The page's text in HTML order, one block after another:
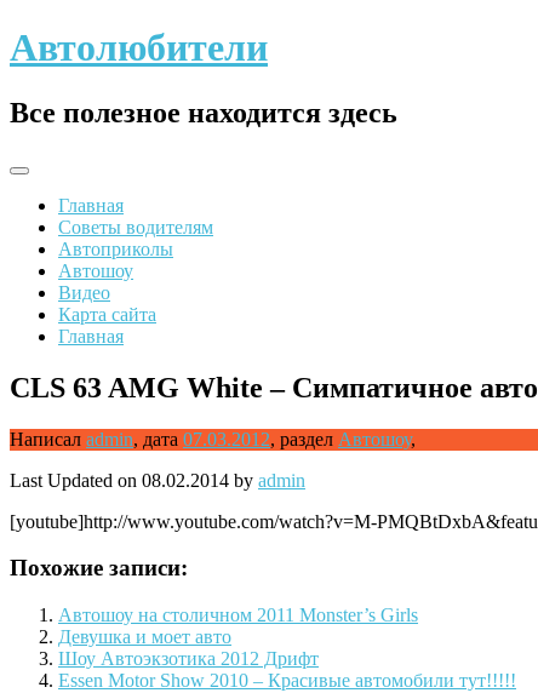
Skip
to
Автолюбители
Все полезное находится здесь
Главная
Советы водителям
Автоприколы
Автошоу
Видео
Карта сайта
Главная
CLS 63 AMG White – Симпатичное авто
Написал admin, дата 07.03.2012, раздел Автошоу,
Last Updated on 08.02.2014 by admin
[youtube]http://www.youtube.com/watch?v=M-
Похожие записи:
Автошоу на столичном 2011 Monster’s Girls
Девушка и моет авто
Шоу Автоэкзотика 2012 Дрифт
Essen Motor Show 2010 – Красивые автомобили тут!!!!!